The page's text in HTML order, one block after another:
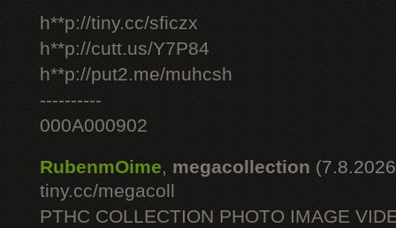
h**p://tiny.cc/sficzx
h**p://cutt.us/Y7P84
h**p://put2.me/muhcsh
----------
000A000902
RubenmOime, megacollection
tiny.cc/megacoll
PTHC COLLECTION PHOTO IMAGE